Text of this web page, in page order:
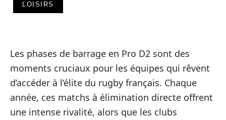
LOISIRS
Les phases de barrage en Pro D2 sont des
moments cruciaux pour les équipes qui rêvent
d’accéder à l’élite du rugby français. Chaque
année, ces matchs à élimination directe offrent
une intense rivalité, alors que les clubs